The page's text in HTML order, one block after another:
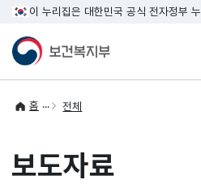
이 누리집은 대한민국 공식 전자정부
홈 전체
보도자료